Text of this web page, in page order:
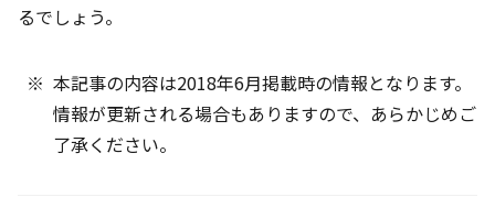
るでしょう。
本記事の内容は2018年6月掲載時の情報となります。
情報が更新される場合もありますので、あらかじめご
了承ください。